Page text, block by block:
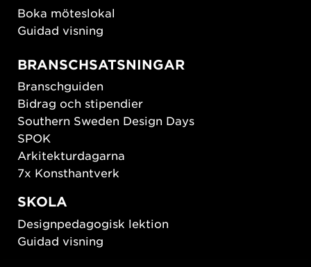
Boka möteslokal
Guidad visning
BRANSCHSATSNINGAR
Branschguiden
Bidrag och stipendier
Southern Sweden Design Days
SPOK
Arkitekturdagarna
7x Konsthantverk
SKOLA
Designpedagogisk lektion
Guidad visning